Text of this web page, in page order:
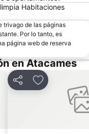
Habitaciones
trivago de las páginas
Por lo tanto, es
página web de reserva
en Atacames
CompartirAgregar a